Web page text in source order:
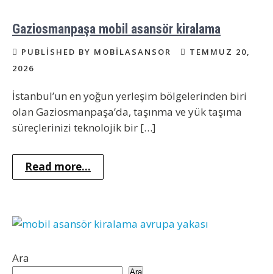
Gaziosmanpaşa mobil asansör kiralama
PUBLISHED BY MOBILASANSOR
TEMMUZ 20,
2026
İstanbul’un en yoğun yerleşim bölgelerinden biri
olan Gaziosmanpaşa’da, taşınma ve yük taşıma
süreçlerinizi teknolojik bir […]
Read more...
Ara
Ara